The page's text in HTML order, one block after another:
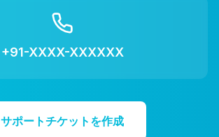
+91-XXXX-XXXXXX
サポートチケットを作成